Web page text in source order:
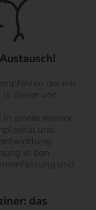
der mir
dieser von
in einem meiner
und
in den
und
das